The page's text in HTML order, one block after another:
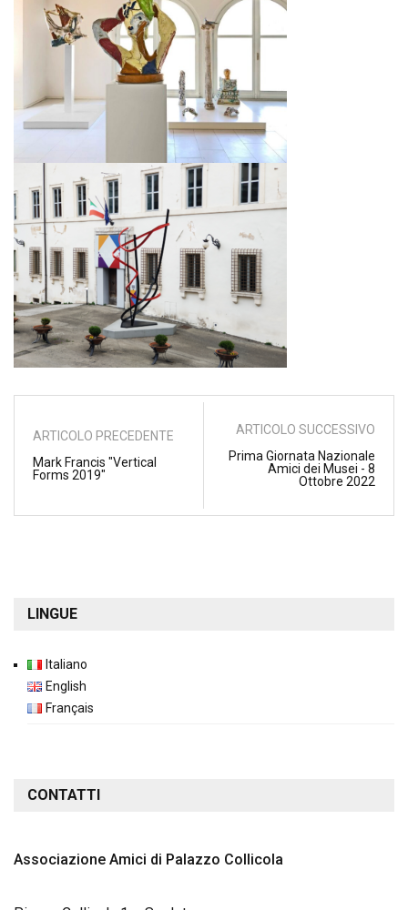
ARTICOLO PRECEDENTE
Mark Francis "Vertical
Forms 2019"
ARTICOLO SUCCESSIVO
Prima Giornata Nazionale
Amici dei Musei - 8
Ottobre 2022
LINGUE
Italiano
English
Français
CONTATTI
Associazione Amici di Palazzo Collicola